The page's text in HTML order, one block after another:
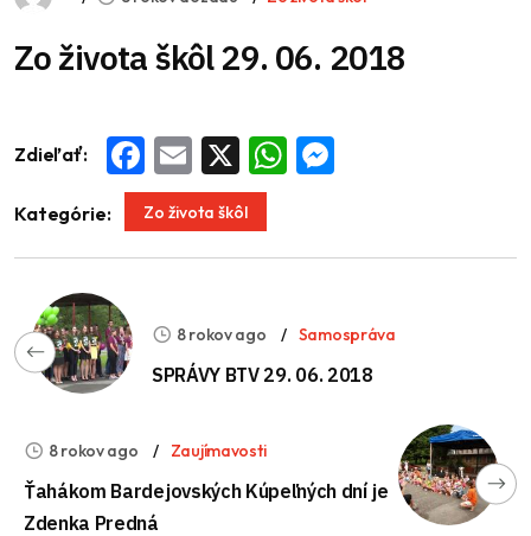
Zo života škôl 29. 06. 2018
Zdieľať: Facebook
Email WhatsApp
Kategórie: Zo života škôl
8 rokov ago Samospráva
SPRÁVY BTV 29. 06. 2018
8 rokov ago Zaujímavosti
Ťahákom Bardejovských Kúpeľných dní je
Zdenka Predná